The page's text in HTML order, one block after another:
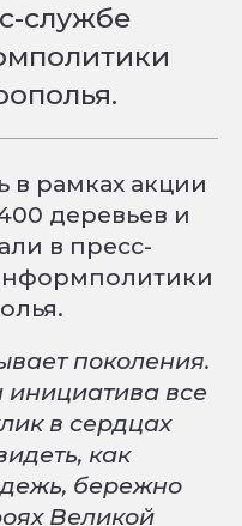
службе
в рамках акции
деревьев и
в пресс-
поколения.
все
в сердцах
как
бережно
Великой